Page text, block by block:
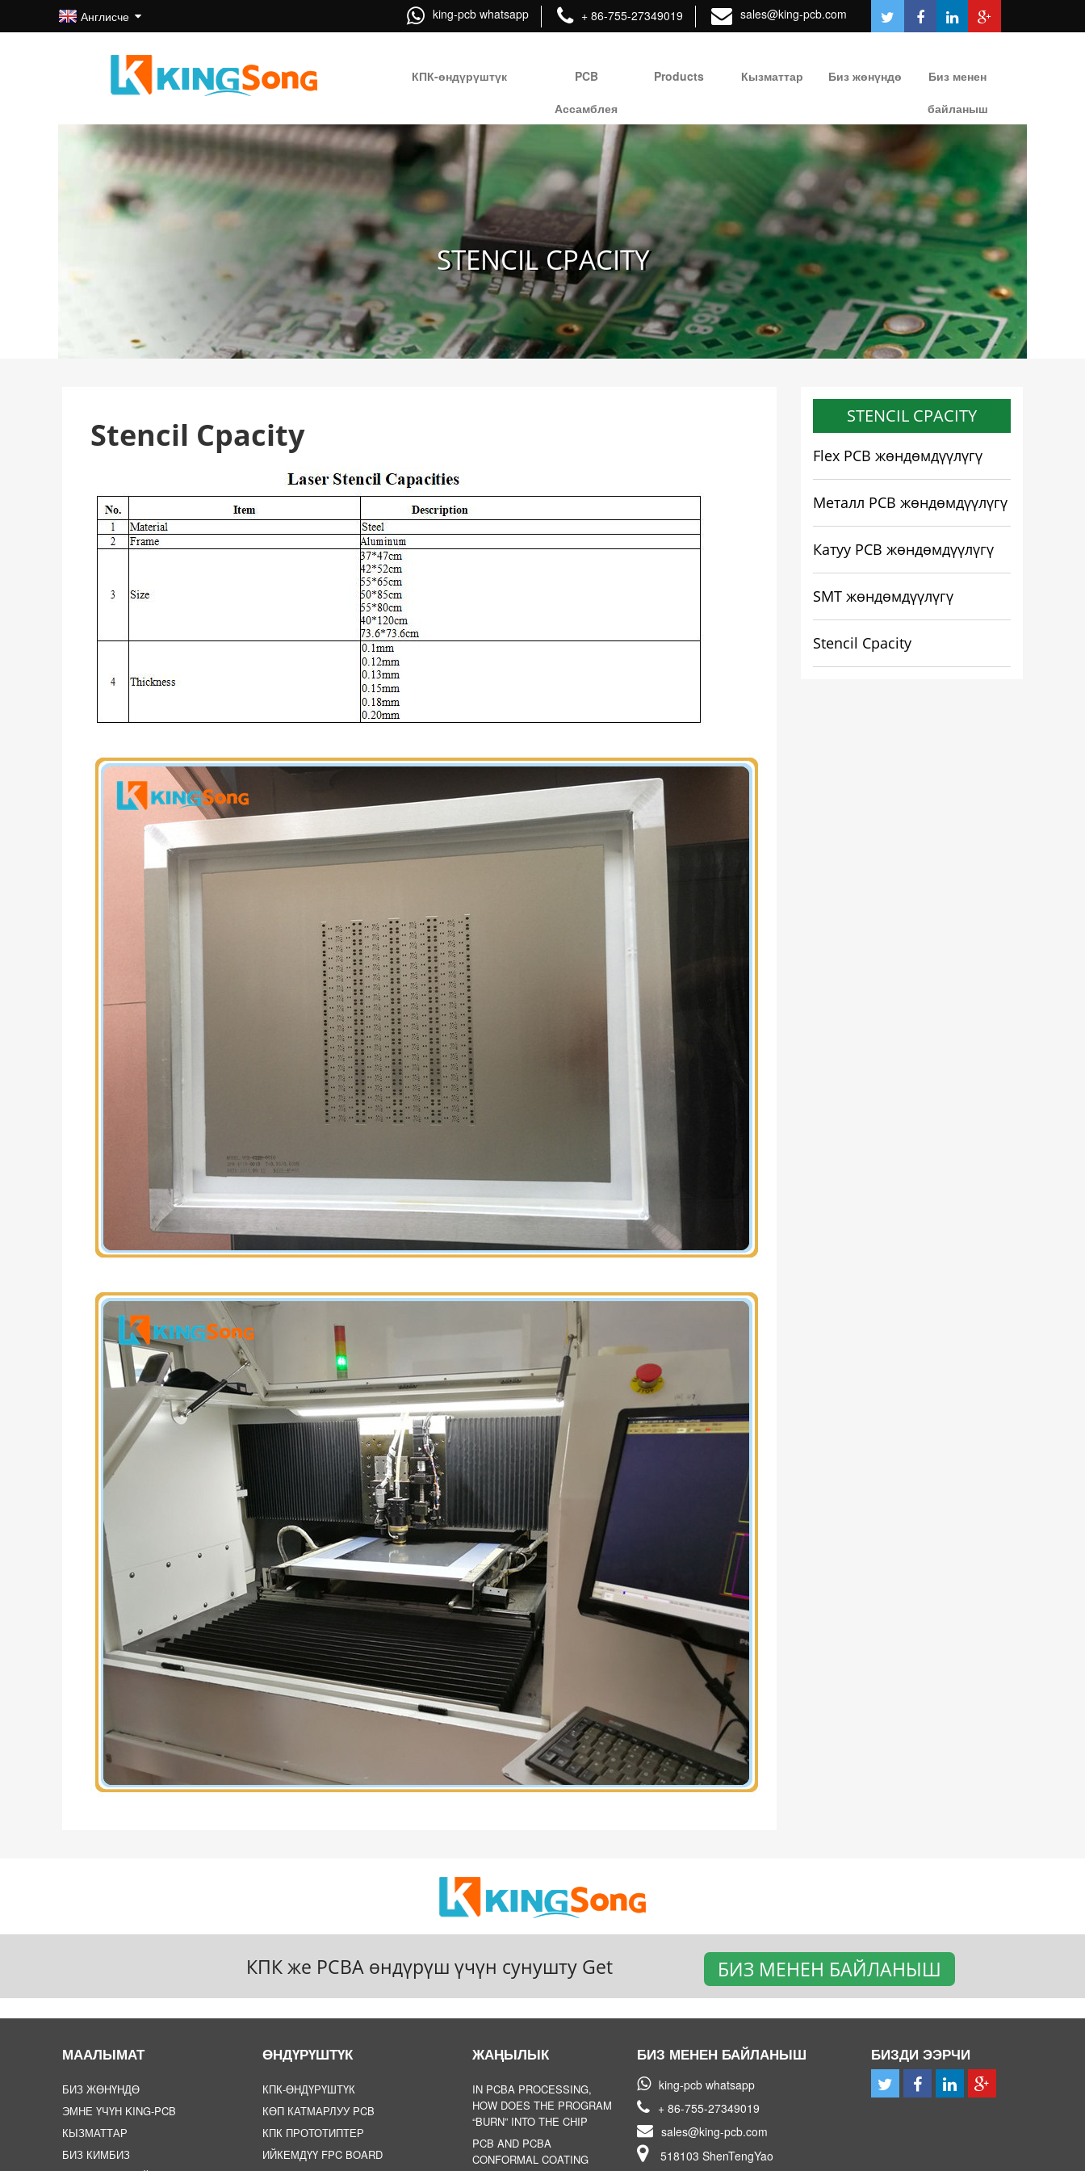
Англисче king-pcb whatsapp + 86-755-27349019 sales@king-pcb.com
КПК-өндүрүштүк
PCB
Ассамблея
Products Кызматтар Биз жөнүндө
Биз менен
байланыш
STENCIL CPACITY
Stencil Cpacity STENCIL CPACITY
Flex PCB жөндөмдүүлүгү
Металл PCB жөндөмдүүлүгү
Катуу PCB жөндөмдүүлүгү
SMT жөндөмдүүлүгү
Stencil Cpacity
КПК же PCBA өндүрүш үчүн сунушту Get БИЗ МЕНЕН БАЙЛАНЫШ
МААЛЫМАТ
БИЗ ЖӨНҮНДӨ
ЭМНЕ ҮЧҮН KING-PCB
КЫЗМАТТАР
БИЗ КИМБИЗ
ӨНДҮРҮШТҮК
КПК-ӨНДҮРҮШТҮК
КӨП КАТМАРЛУУ PCB
КПК ПРОТОТИПТЕР
ИЙКЕМДҮҮ FPC BOARD
ЖАҢЫЛЫК
IN PCBA PROCESSING,
HOW DOES THE PROGRAM
“BURN” INTO THE CHIP
PCB AND PCBA
CONFORMAL COATING
БИЗ МЕНЕН БАЙЛАНЫШ
king-pcb whatsapp
+ 86-755-27349019
sales@king-pcb.com
518103 ShenTengYao
БИЗДИ ЭЭРЧИ